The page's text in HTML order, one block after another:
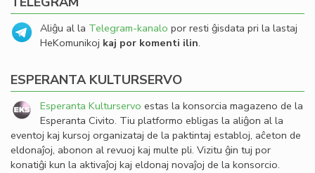
Aliĝu al la Telegram-kanalo por resti ĝisdata pri la lastaj
HeKomunikoj kaj por komenti ilin.
ESPERANTA KULTURSERVO
Esperanta Kulturservo estas la konsorcia magazeno de la
Esperanta Civito. Tiu platformo ebligas la aliĝon al la
eventoj kaj kursoj organizataj de la paktintaj establoj, aĉeton de
eldonaĵoj, abonon al revuoj kaj multe pli. Vizitu ĝin tuj por
konatiĝi kun la aktivaĵoj kaj eldonaj novaĵoj de la konsorcio.